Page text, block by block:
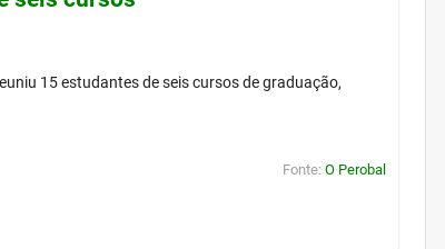
15 estudantes de seis cursos de graduação,
Fonte: O Perobal